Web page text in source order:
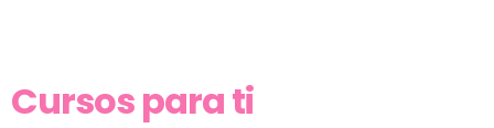
Cursos para ti